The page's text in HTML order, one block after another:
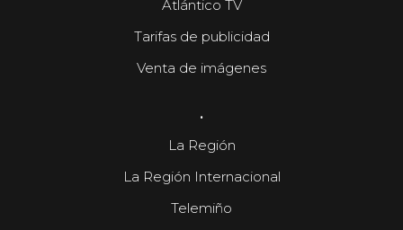
Atlántico TV
Tarifas de publicidad
Venta de imágenes
.
La Región
La Región Internacional
Telemiño